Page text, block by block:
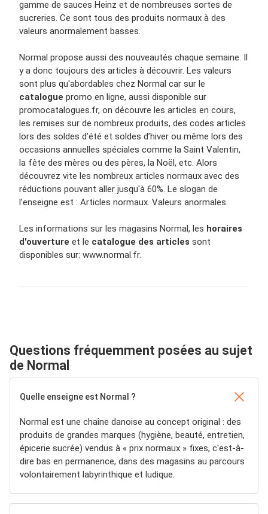
gamme de sauces Heinz et de nombreuses sortes de
sucreries. Ce sont tous des produits normaux à des
valeurs anormalement basses.
Normal propose aussi des nouveautés chaque semaine. Il
y a donc toujours des articles à découvrir. Les valeurs
sont plus qu'abordables chez Normal car sur le
catalogue promo en ligne, aussi disponible sur
promocatalogues.fr, on découvre les articles en cours,
les remises sur de nombreux produits, des codes articles
lors des soldes d’été et soldes d’hiver ou même lors des
occasions annuelles spéciales comme la Saint Valentin,
la fête des mères ou des pères, la Noël, etc. Alors
découvrez vite les nombreux articles normaux avec des
réductions pouvant aller jusqu'à 60%. Le slogan de
l’enseigne est : Articles normaux. Valeurs anormales.
Les informations sur les magasins Normal, les horaires
d'ouverture et le catalogue des articles sont
disponibles sur: www.normal.fr.
Questions fréquemment posées au sujet
de Normal
Quelle enseigne est Normal ?
Normal est une chaîne danoise au concept original : des
produits de grandes marques (hygiène, beauté, entretien,
épicerie sucrée) vendus à « prix normaux » fixes, c'est-à-
dire bas en permanence, dans des magasins au parcours
volontairement labyrinthique et ludique.